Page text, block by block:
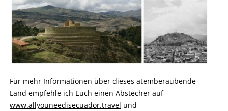
Für mehr Informationen über dieses atemberaubende
Land empfehle ich Euch einen Abstecher auf
www.allyouneedisecuador.travel und